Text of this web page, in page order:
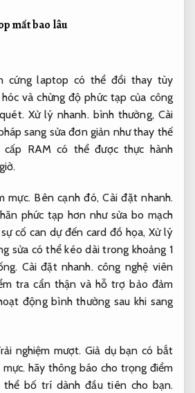
mất bao lâu
cứng laptop có thể đổi thay tùy
và chừng độ phức tạp của công
Xử lý nhanh. bình thường, Cài
sang sửa đơn giản như thay thế
cấp RAM có thể được thực hành
mực.Bên cạnh đó,Cài đặt nhanh.
phức tạp hơn như sửa bo mạch
cố can dự đến card đồ họa, Xử lý
sửa có thể kéo dài trong khoảng 1
Cài đặt nhanh.công nghệ viên
tra cẩn thận và hỗ trợ bảo đảm
động bình thường sau khi sang
nghiệm mượt. Giả dụ bạn có bắt
hãy thông báo cho trọng điểm
thể bố trí dành đầu tiên cho bạn.